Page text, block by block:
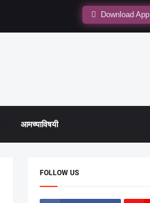
Download App
आमच्याविषयी
FOLLOW US